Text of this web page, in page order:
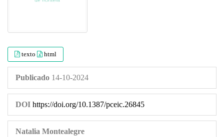
texto html
Publicado 14-10-2024
DOI https://doi.org/10.1387/pceic.26845
Natalia Montealegre